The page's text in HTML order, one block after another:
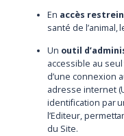
En accès
santé de
Un outil
accessible au
d’une connexion
adresse internet
identification par
l’Editeur,
du Site.